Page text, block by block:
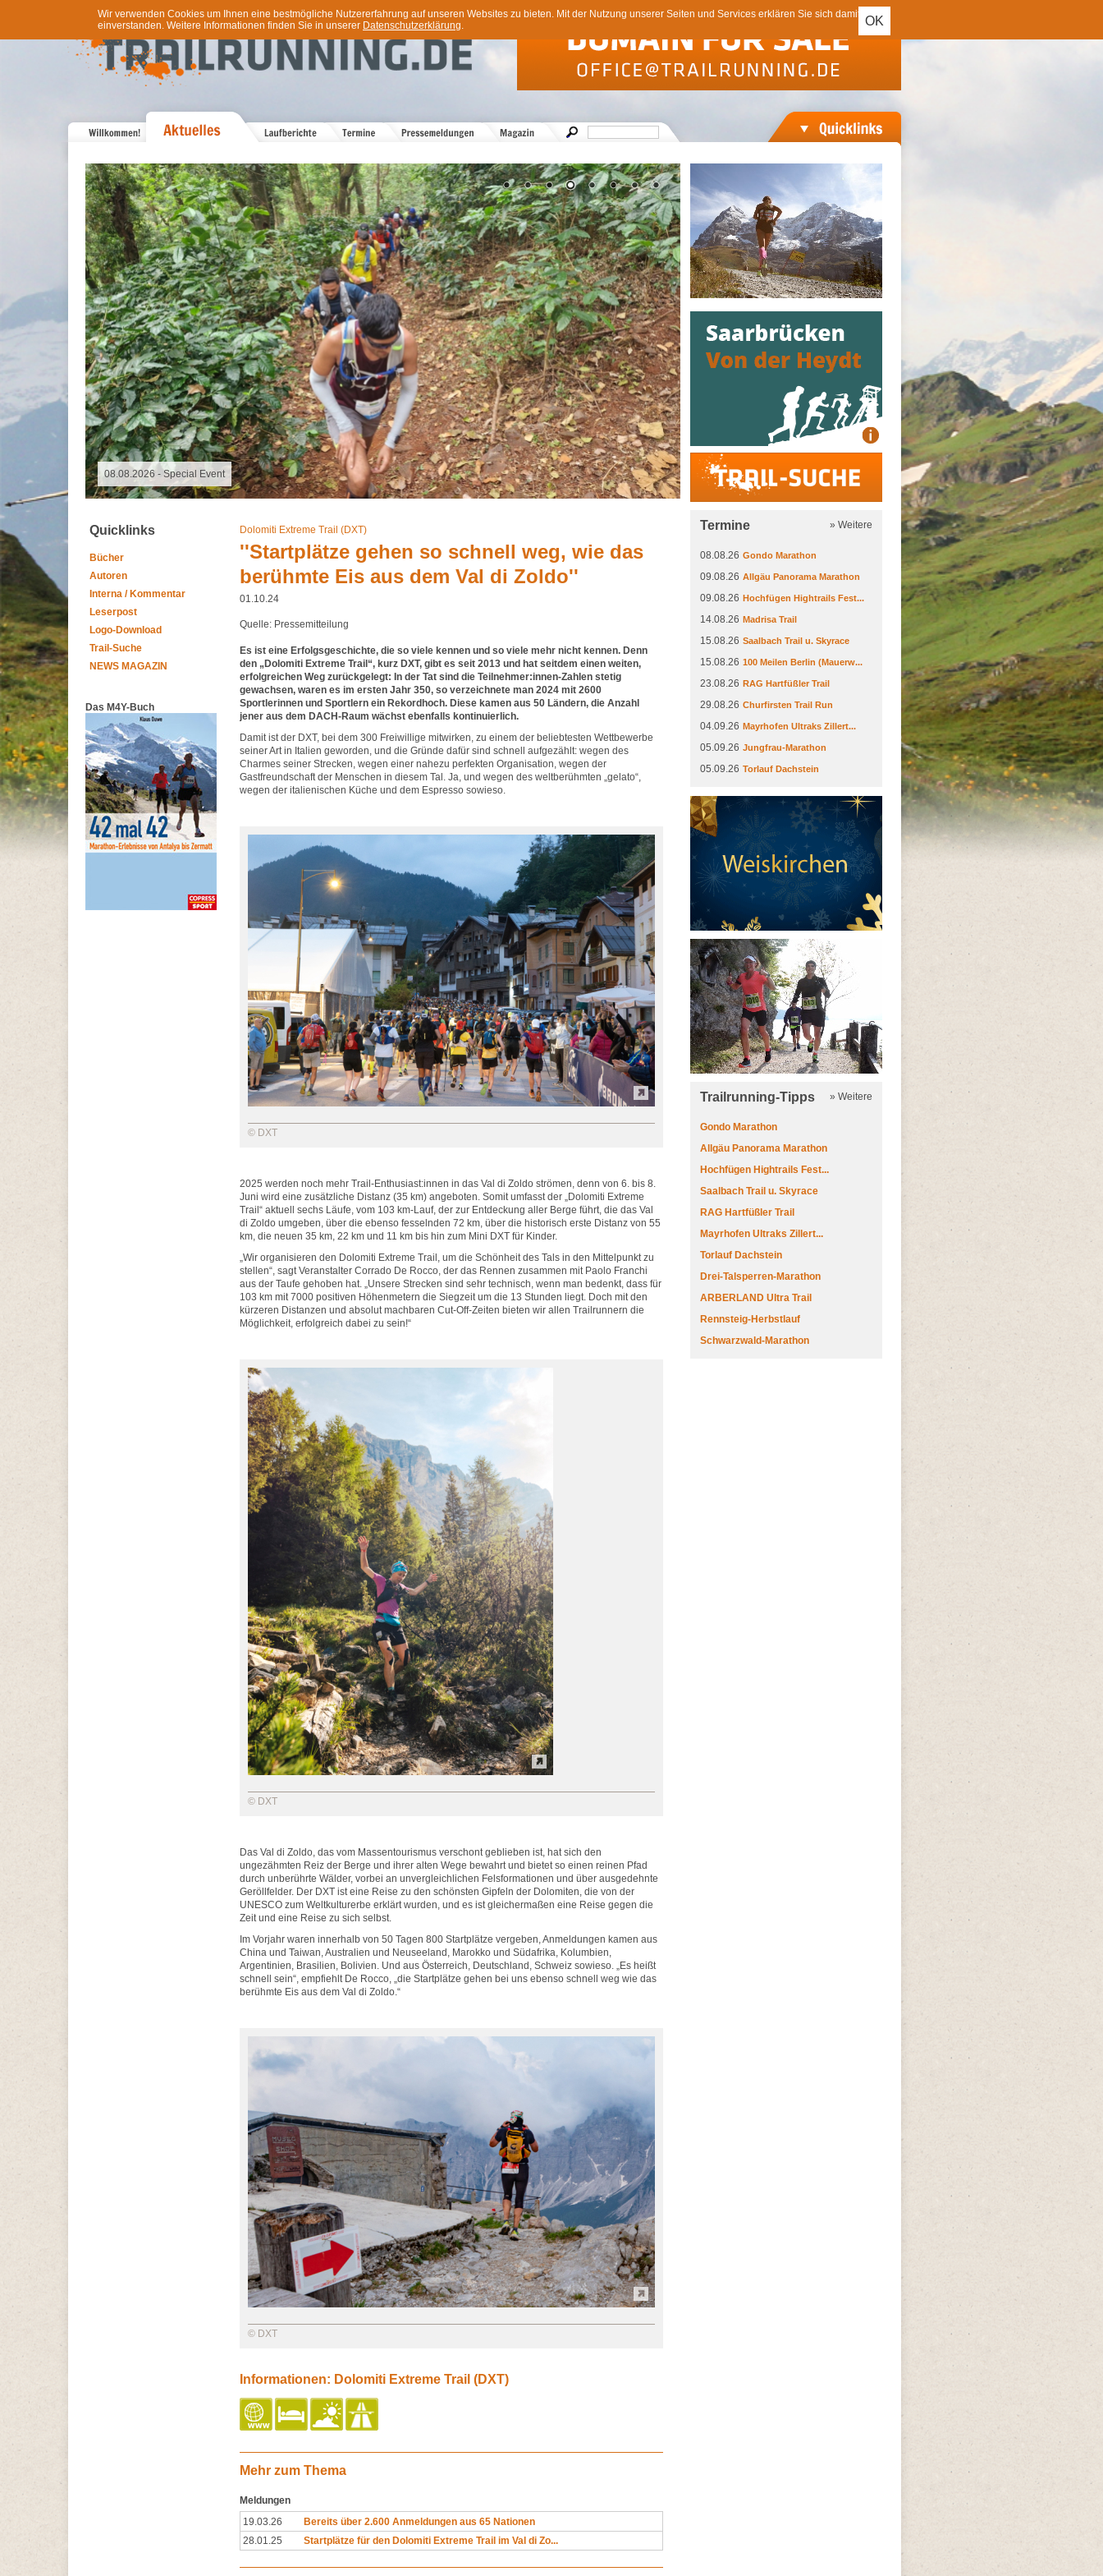
OK
Wir verwenden Cookies um Ihnen eine bestmögliche Nutzererfahrung auf unseren Websites zu bieten. Mit der Nutzung unserer Seiten und Services erklären Sie sich damit
einverstanden. Weitere Informationen finden Sie in unserer Datenschutzerklärung.
09.11.2025 - Spalter Freiheit Hügelland Trailrun
Trail-Suche
Quicklinks
Bücher
Autoren
Interna / Kommentar
Leserpost
Logo-Download
Trail-Suche
NEWS MAGAZIN
Das M4Y-Buch
Dolomiti Extreme Trail (DXT)
''Startplätze gehen so schnell weg, wie das
berühmte Eis aus dem Val di Zoldo''
01.10.24
Quelle: Pressemitteilung
Es ist eine Erfolgsgeschichte, die so viele kennen und so viele mehr nicht kennen. Denn
den „Dolomiti Extreme Trail“, kurz DXT, gibt es seit 2013 und hat seitdem einen weiten,
erfolgreichen Weg zurückgelegt: In der Tat sind die Teilnehmer:innen-Zahlen stetig
gewachsen, waren es im ersten Jahr 350, so verzeichnete man 2024 mit 2600
Sportlerinnen und Sportlern ein Rekordhoch. Diese kamen aus 50 Ländern, die Anzahl
jener aus dem DACH-Raum wächst ebenfalls kontinuierlich.
Damit ist der DXT, bei dem 300 Freiwillige mitwirken, zu einem der beliebtesten Wettbewerbe
seiner Art in Italien geworden, und die Gründe dafür sind schnell aufgezählt: wegen des
Charmes seiner Strecken, wegen einer nahezu perfekten Organisation, wegen der
Gastfreundschaft der Menschen in diesem Tal. Ja, und wegen des weltberühmten „gelato“,
wegen der italienischen Küche und dem Espresso sowieso.
© DXT
2025 werden noch mehr Trail-Enthusiast:innen in das Val di Zoldo strömen, denn von 6. bis 8.
Juni wird eine zusätzliche Distanz (35 km) angeboten. Somit umfasst der „Dolomiti Extreme
Trail“ aktuell sechs Läufe, vom 103 km-Lauf, der zur Entdeckung aller Berge führt, die das Val
di Zoldo umgeben, über die ebenso fesselnden 72 km, über die historisch erste Distanz von 55
km, die neuen 35 km, 22 km und 11 km bis hin zum Mini DXT für Kinder.
„Wir organisieren den Dolomiti Extreme Trail, um die Schönheit des Tals in den Mittelpunkt zu
stellen“, sagt Veranstalter Corrado De Rocco, der das Rennen zusammen mit Paolo Franchi
aus der Taufe gehoben hat. „Unsere Strecken sind sehr technisch, wenn man bedenkt, dass für
103 km mit 7000 positiven Höhenmetern die Siegzeit um die 13 Stunden liegt. Doch mit den
kürzeren Distanzen und absolut machbaren Cut-Off-Zeiten bieten wir allen Trailrunnern die
Möglichkeit, erfolgreich dabei zu sein!“
© DXT
Das Val di Zoldo, das vom Massentourismus verschont geblieben ist, hat sich den
ungezähmten Reiz der Berge und ihrer alten Wege bewahrt und bietet so einen reinen Pfad
durch unberührte Wälder, vorbei an unvergleichlichen Felsformationen und über ausgedehnte
Geröllfelder. Der DXT ist eine Reise zu den schönsten Gipfeln der Dolomiten, die von der
UNESCO zum Weltkulturerbe erklärt wurden, und es ist gleichermaßen eine Reise gegen die
Zeit und eine Reise zu sich selbst.
Im Vorjahr waren innerhalb von 50 Tagen 800 Startplätze vergeben, Anmeldungen kamen aus
China und Taiwan, Australien und Neuseeland, Marokko und Südafrika, Kolumbien,
Argentinien, Brasilien, Bolivien. Und aus Österreich, Deutschland, Schweiz sowieso. „Es heißt
schnell sein“, empfiehlt De Rocco, „die Startplätze gehen bei uns ebenso schnell weg wie das
berühmte Eis aus dem Val di Zoldo.“
© DXT
Informationen: Dolomiti Extreme Trail (DXT)
Mehr zum Thema
Meldungen
19.03.26
Bereits über 2.600 Anmeldungen aus 65 Nationen
28.01.25
Startplätze für den Dolomiti Extreme Trail im Val di Zo...
Termine » Weitere
08.08.26 Gondo Marathon
09.08.26 Allgäu Panorama Marathon
09.08.26 Hochfügen Hightrails Fest...
14.08.26 Madrisa Trail
15.08.26 Saalbach Trail u. Skyrace
15.08.26 100 Meilen Berlin (Mauerw...
23.08.26 RAG Hartfüßler Trail
29.08.26 Churfirsten Trail Run
04.09.26 Mayrhofen Ultraks Zillert...
05.09.26 Jungfrau-Marathon
05.09.26 Torlauf Dachstein
Trailrunning-Tipps » Weitere
Gondo Marathon
Allgäu Panorama Marathon
Hochfügen Hightrails Fest...
Saalbach Trail u. Skyrace
RAG Hartfüßler Trail
Mayrhofen Ultraks Zillert...
Torlauf Dachstein
Drei-Talsperren-Marathon
ARBERLAND Ultra Trail
Rennsteig-Herbstlauf
Schwarzwald-Marathon